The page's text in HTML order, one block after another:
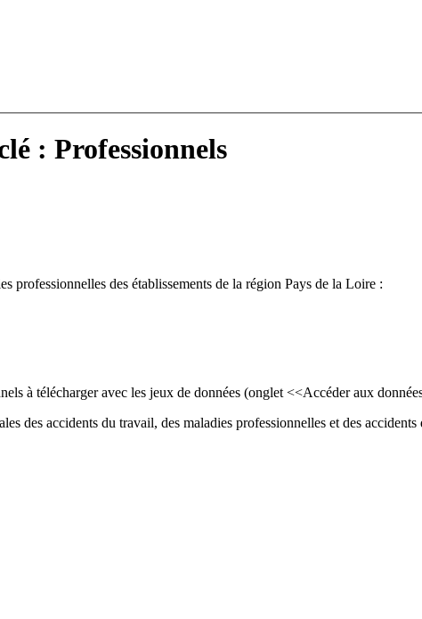
: Professionnels
professionnelles des établissements de la région Pays de la Loire :
à télécharger avec les jeux de données (onglet <<Accéder aux
des accidents du travail, des maladies professionnelles et des